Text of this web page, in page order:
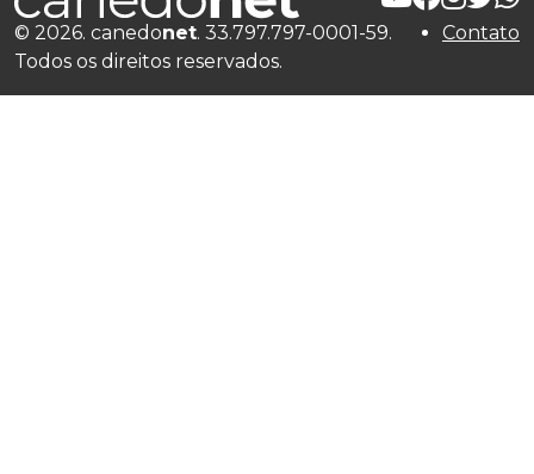
© 2026. canedonet. 33.797.797-0001-59.
Todos os direitos reservados.
Contato